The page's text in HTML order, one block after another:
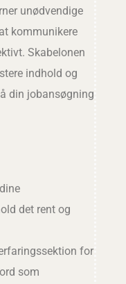
unødvendige
kommunikere
Skabelonen
indhold og
din jobansøgning
det rent og
for
som